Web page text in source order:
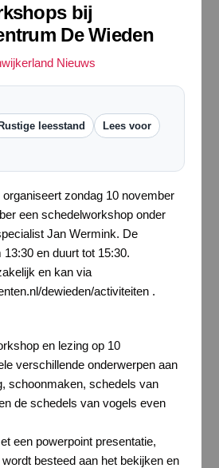
bij
De Wieden
Nieuws
Rustige leesstand Lees voor
zondag 10 november
een schedelworkshop onder
Jan Wermink. De
en duurt tot 15:30.
en kan via
dewieden/activiteiten .
en lezing op 10
verschillende onderwerpen aan
schoonmaken, schedels van
de schedels van vogels even
een powerpoint presentatie,
besteed aan het bekijken en